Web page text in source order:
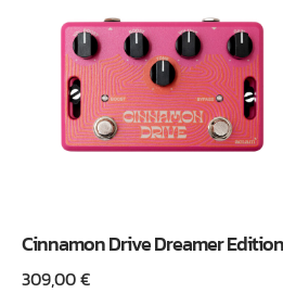
Cinnamon Drive Dreamer Edition
309,00€